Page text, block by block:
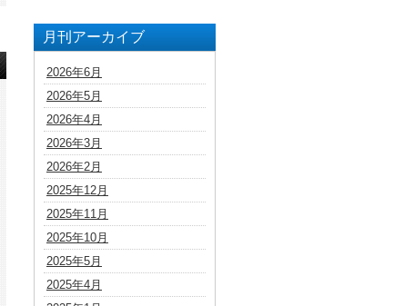
月刊アーカイブ
2026年6月
2026年5月
2026年4月
2026年3月
2026年2月
2025年12月
2025年11月
2025年10月
2025年5月
2025年4月